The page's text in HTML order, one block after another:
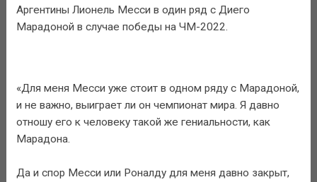
Аргентины Лионель Месси в один ряд с Диего
Марадоной в случае победы на ЧМ-2022.
«Для меня Месси уже стоит в одном ряду с Марадоной,
и не важно, выиграет ли он чемпионат мира. Я давно
отношу его к человеку такой же гениальности, как
Марадона.
Да и спор Месси или Роналду для меня давно закрыт,